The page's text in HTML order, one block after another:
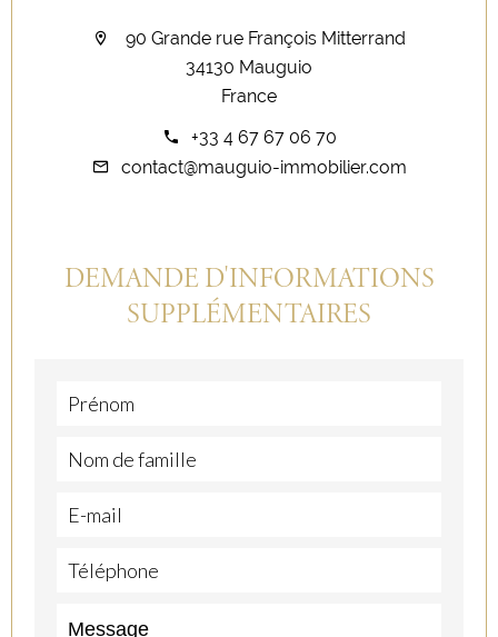
90 Grande rue François Mitterrand
34130 Mauguio
France
+33 4 67 67 06 70
contact@mauguio-immobilier.com
DEMANDE D'INFORMATIONS
SUPPLÉMENTAIRES